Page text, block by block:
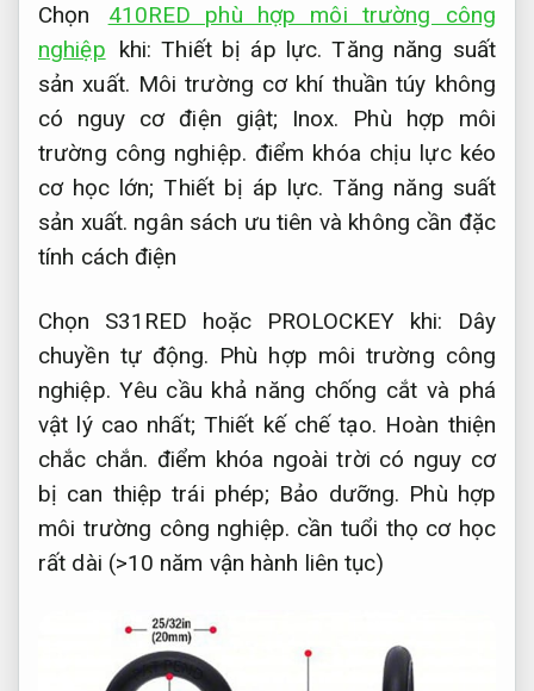
Chọn
410RED phù hợp môi trường công
nghiệp khi:Thiết bị áp lực. Tăng năng suất
sản xuất. Môi trường cơ khí thuần túy không
có nguy cơ điện giật; Inox.
Phù hợp môi
trường công nghiệp. điểm khóa chịu lực kéo
cơ học lớn;Thiết bị áp lực. Tăng năng suất
sản xuất. ngân sách ưu tiên và không cần đặc
tính cách điện
Chọn S31RED hoặc PROLOCKEY khi:
Dây
chuyền tự động. Phù hợp môi trường công
nghiệp. Yêu cầu khả năng chống cắt và phá
vật lý cao nhất; Thiết kế chế tạo. Hoàn thiện
chắc chắn. điểm khóa ngoài trời có nguy cơ
bị can thiệp trái phép; Bảo dưỡng. Phù hợp
môi trường công nghiệp. cần tuổi thọ cơ học
rất dài (>10 năm vận hành liên tục)